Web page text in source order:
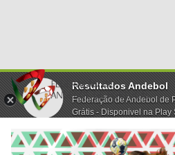
Resultados Andebol
Federação de Andebol de
Grátis - Disponivel na Play